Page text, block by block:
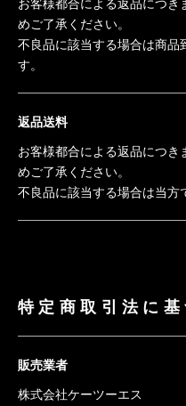
めご了承ください。
不良品に該当する場合は商品
す。
返品送料
お客様都合による返品につ
めご了承ください。
不良品に該当する場合は当方
特定商取引法に
販売業者
株式会社ケーツーエス